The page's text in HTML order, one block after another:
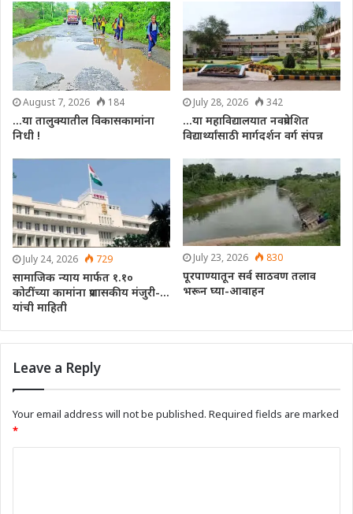
August 7, 2026 184
…या तालुक्यातील विकासकामांना
निधी !
July 28, 2026 342
…या महाविद्यालयात नवप्रवेशित
विद्यार्थ्यांसाठी मार्गदर्शन वर्ग संपन्न
July 24, 2026 729
सामाजिक न्याय मार्फत १.१०
कोटींच्या कामांना प्रशासकीय मंजुरी-…
यांची माहिती
July 23, 2026 830
पूरपाण्यातून सर्व साठवण तलाव
भरून घ्या-आवाहन
Leave a Reply
Your email address will not be published. Required fields are marked
*